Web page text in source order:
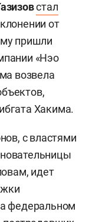
стал
от
пришли
«Нэо
возвела
Хакима.
с властями
идет
федеральном